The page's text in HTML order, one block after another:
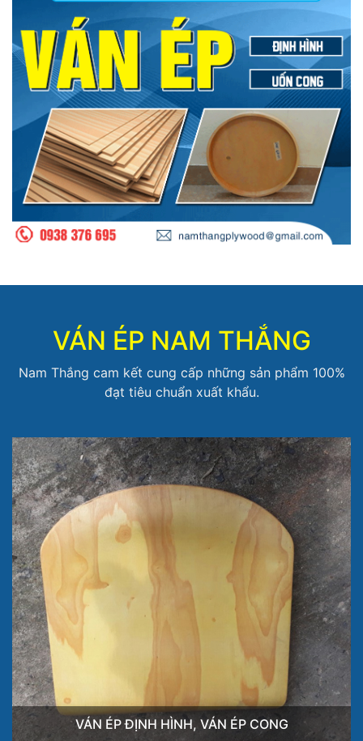
VÁN ÉP NAM THẮNG
Nam Thắng cam kết cung cấp những sản phẩm 100%
đạt tiêu chuẩn xuất khẩu.
VÁN ÉP ĐỊNH HÌNH, VÁN ÉP CONG